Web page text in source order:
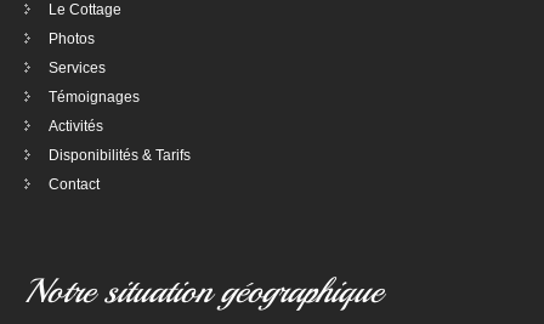
Le Cottage
Photos
Services
Témoignages
Activités
Disponibilités & Tarifs
Contact
Notre situation géographique